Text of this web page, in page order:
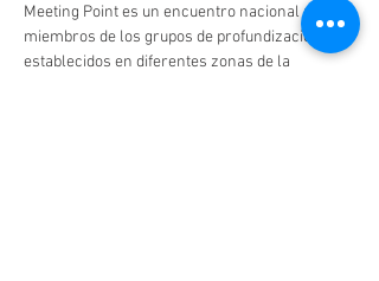
Meeting Point es un encuentro nacional para
miembros de los grupos de profundización ya
establecidos en diferentes zonas de la